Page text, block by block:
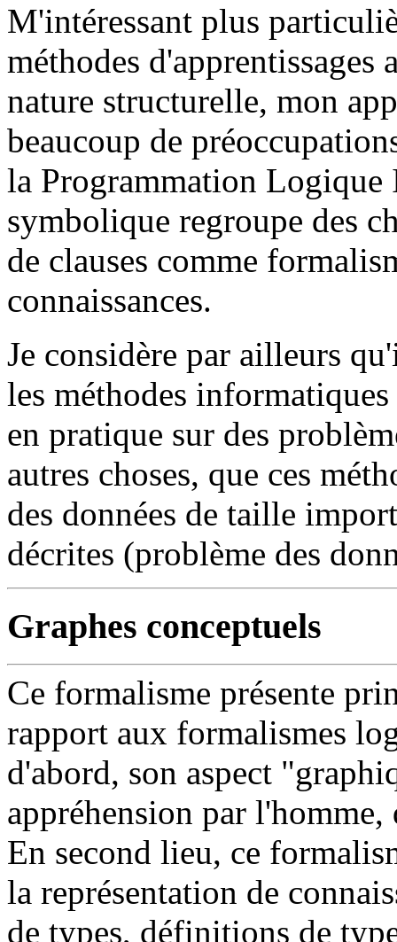
M'intéressant plus
méthodes d'apprentissages
nature structurelle, mon
beaucoup de
la Programmation Logique
symbolique regroupe des
de clauses comme
connaissances.
Je considère par ailleurs
les méthodes
en pratique sur des
autres choses, que ces
des données de taille
décrites (problème des
Graphes conceptuels
Ce formalisme présente
rapport aux formalismes
d'abord, son aspect
appréhension par l'homme,
En second lieu, ce
la représentation de
de types, définitions de